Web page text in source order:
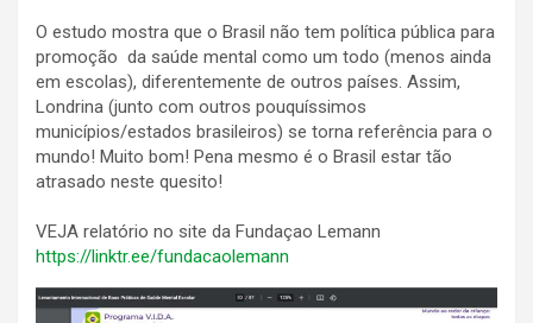
O estudo mostra que o Brasil não tem política pública para
promoção da saúde mental como um todo (menos ainda
em escolas), diferentemente de outros países. Assim,
Londrina (junto com outros pouquíssimos
municípios/estados brasileiros) se torna referência para o
mundo! Muito bom! Pena mesmo é o Brasil estar tão
atrasado neste quesito!
VEJA relatório no site da Fundaçao Lemann
https://linktr.ee/fundacaolemann